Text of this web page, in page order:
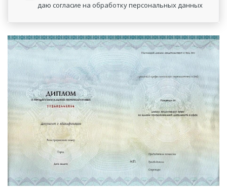
даю согласие на обработку персональных данных